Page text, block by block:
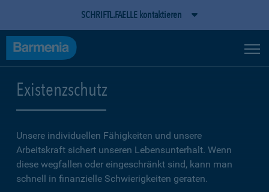
SCHRIFTL.FAELLE kontaktieren
Existenzschutz
Unsere individuellen Fähigkeiten und unsere
Arbeitskraft sichert unseren Lebensunterhalt. Wenn
diese wegfallen oder eingeschränkt sind, kann man
schnell in finanzielle Schwierigkeiten geraten.